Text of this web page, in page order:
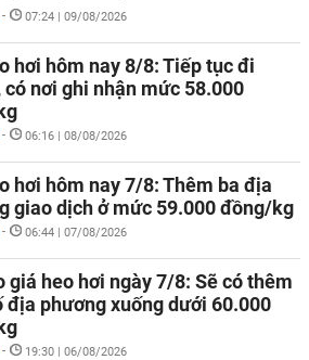
- 07:24 | 09/08/2026
hơi hôm nay 8/8: Tiếp tục đi
có nơi ghi nhận mức 58.000
- 06:16 | 08/08/2026
hơi hôm nay 7/8: Thêm ba địa
giao dịch ở mức 59.000 đồng/kg
- 06:44 | 07/08/2026
giá heo hơi ngày 7/8: Sẽ có thêm
địa phương xuống dưới 60.000
- 19:30 | 06/08/2026